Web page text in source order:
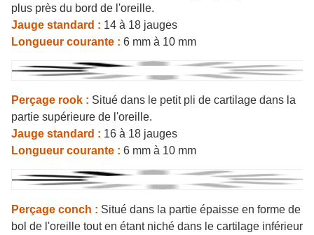
plus près du bord de l'oreille.
Jauge standard : 14 à 18 jauges
Longueur courante : 6 mm à 10 mm
Perçage rook : Situé dans le petit pli de cartilage dans la
partie supérieure de l'oreille.
Jauge standard : 16 à 18 jauges
Longueur courante : 6 mm à 10 mm
Perçage conch : Situé dans la partie épaisse en forme de
bol de l'oreille tout en étant niché dans le cartilage inférieur